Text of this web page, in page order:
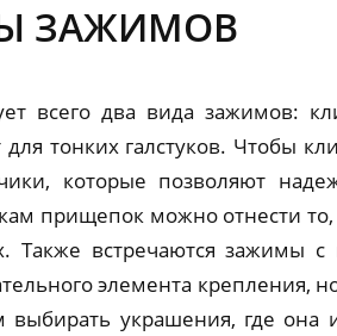
ЗАЖИМОВ
всего два вида зажимов:
для тонких галстуков. Чтобы
которые позволяют
прищепок можно отнести
Также встречаются зажимы
элемента крепления,
выбирать украшения, где